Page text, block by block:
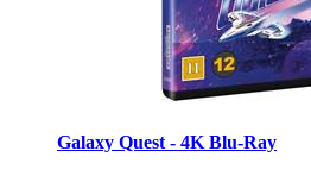
Galaxy Quest - 4K Blu-Ray